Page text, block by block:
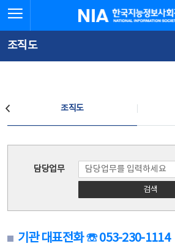
문
로
가
체
뉴
바
가
한국지능정보사회진흥원
조직도
조직도
담당업무
검색
기관 대표전화 ☏ 053-230-1114